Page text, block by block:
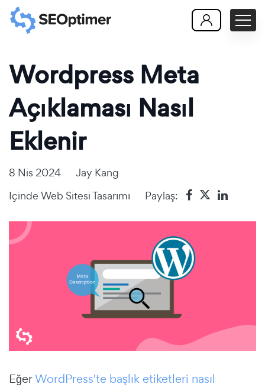
Wordpress Meta
Açıklaması Nasıl
Eklenir
8 Nis 2024
Jay Kang
Içinde Web Sitesi Tasarımı Paylaş:
EğerWordPress'te başlık etiketleri nasıl